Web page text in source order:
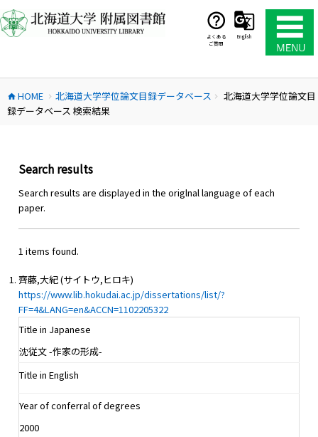
ン
テ
ス
キ
よくある
ご質問
English
home HOME chevron_right 北海道大学学位論文目録データベース chevron_right
北海道大学学位論文目
録データベース 検索結果
Search results
Search results are displayed in the origlnal language of each
paper.
1 items found.
齊藤,大紀 (サイトウ,ヒロキ)
https://www.lib.hokudai.ac.jp/dissertations/list/?
FF=4&LANG=en&ACCN=1102205322
Title in Japanese
沈従文 -作家の形成-
Title in English
Year of conferral of degrees
2000